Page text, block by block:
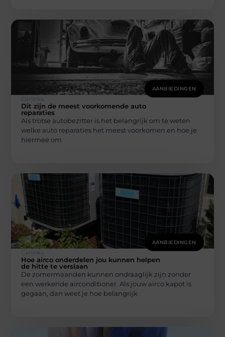
AANBIEDINGEN
Carlinks
Dit zijn de meest voorkomende auto
reparaties
Als trotse autobezitter is het belangrijk om te weten
welke auto reparaties het meest voorkomen en hoe je
hiermee om
AANBIEDINGEN
Carlinks
Hoe airco onderdelen jou kunnen helpen
de hitte te verslaan
De zomermaanden kunnen ondraaglijk zijn zonder
een werkende airconditioner. Als jouw airco kapot is
gegaan, dan weet je hoe belangrijk